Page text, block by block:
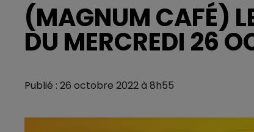
(MAGNUM CAFÉ)
DU MERCREDI 26
Publié : 26 octobre 2022 à 8h55